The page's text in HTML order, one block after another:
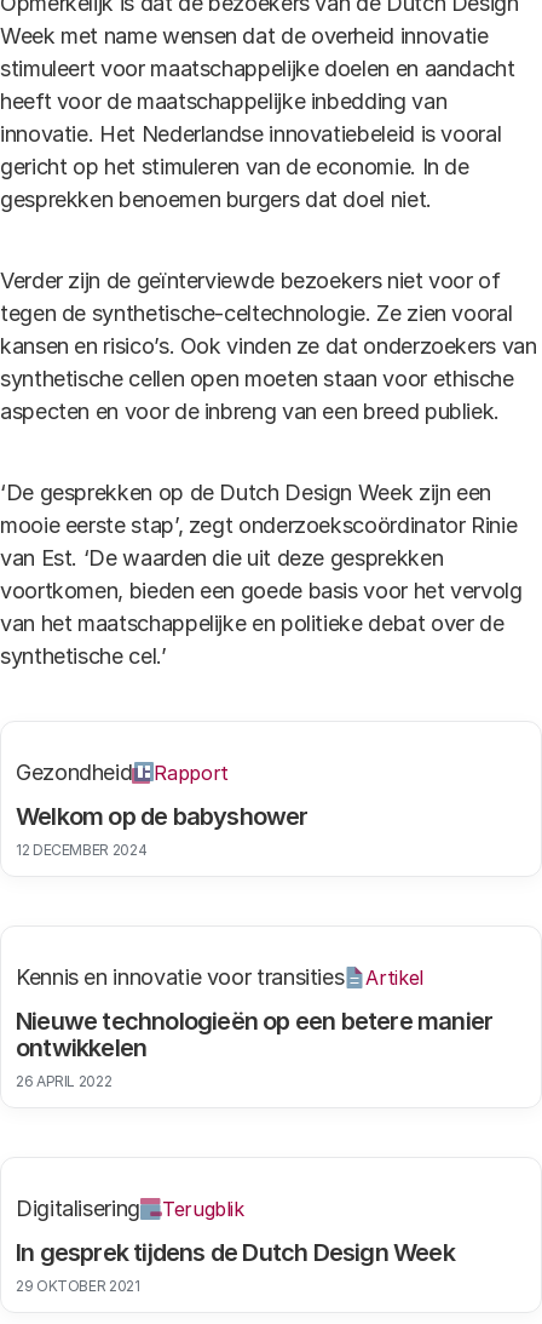
Week met name wensen dat de overheid innovatie
stimuleert voor maatschappelijke doelen en aandacht
heeft voor de maatschappelijke inbedding van
innovatie. Het Nederlandse innovatiebeleid is vooral
gericht op het stimuleren van de economie. In de
gesprekken benoemen burgers dat doel niet.
Verder zijn de geïnterviewde bezoekers niet voor of
tegen de synthetische-celtechnologie. Ze zien vooral
kansen en risico’s. Ook vinden ze dat onderzoekers van
synthetische cellen open moeten staan voor ethische
aspecten en voor de inbreng van een breed publiek.
‘De gesprekken op de Dutch Design Week zijn een
mooie eerste stap’, zegt onderzoekscoördinator Rinie
van Est. ‘De waarden die uit deze gesprekken
voortkomen, bieden een goede basis voor het vervolg
van het maatschappelijke en politieke debat over de
synthetische cel.’
Welkom op de babyshower
Gezondheid Rapport
12 DECEMBER 2024
Nieuwe technologieën op een betere manier
ontwikkelen
Kennis en innovatie voor transities Artikel
26 APRIL 2022
In gesprek tijdens de Dutch Design Week
Digitalisering Terugblik
29 OKTOBER 2021